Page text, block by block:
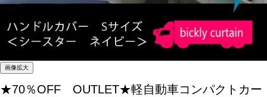
画像拡大
★70％OFF OUTLET★軽自動車コンパクトカー